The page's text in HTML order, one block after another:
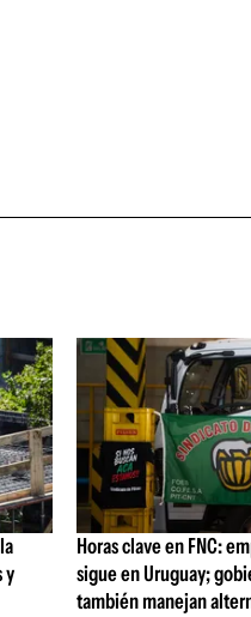
y
Horas clave en FNC:
sigue en Uruguay;
también manejan